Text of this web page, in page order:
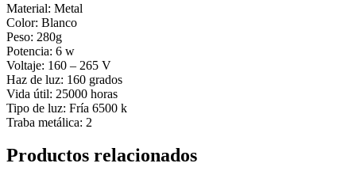
Material: Metal
Color: Blanco
Peso: 280g
Potencia: 6 w
Voltaje: 160 – 265 V
Haz de luz: 160 grados
Vida útil: 25000 horas
Tipo de luz: Fría 6500 k
Traba metálica: 2
Productos relacionados